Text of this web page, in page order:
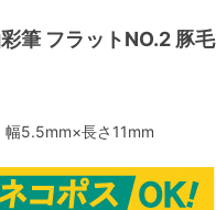
筆 フラットNO.2 豚毛
幅5.5mm×長さ11mm